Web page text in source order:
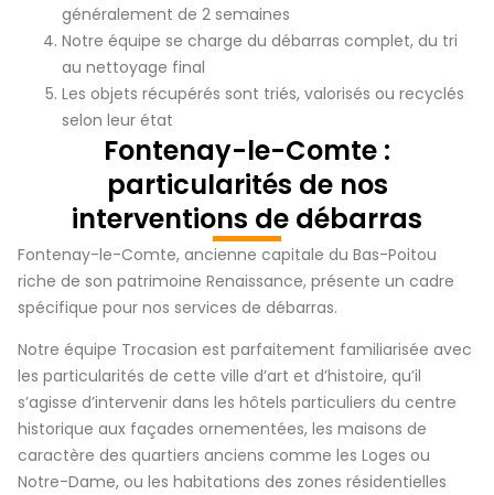
généralement de 2 semaines
Notre équipe se charge du débarras complet, du tri
au nettoyage final
Les objets récupérés sont triés, valorisés ou recyclés
selon leur état
Fontenay-le-Comte :
particularités de nos
interventions de débarras
Fontenay-le-Comte, ancienne capitale du Bas-Poitou
riche de son patrimoine Renaissance, présente un cadre
spécifique pour nos services de débarras.
Notre équipe Trocasion est parfaitement familiarisée avec
les particularités de cette ville d’art et d’histoire, qu’il
s’agisse d’intervenir dans les hôtels particuliers du centre
historique aux façades ornementées, les maisons de
caractère des quartiers anciens comme les Loges ou
Notre-Dame, ou les habitations des zones résidentielles